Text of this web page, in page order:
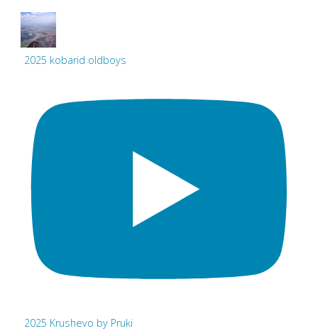
2025 kobarid oldboys
2025 Krushevo by Pruki